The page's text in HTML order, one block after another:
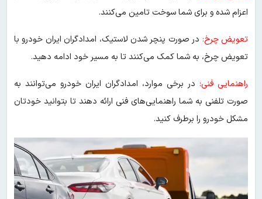
اعزام شده و برای شما سوخت تامین می‌کنند.
تعویض چرخ: در صورت پنچر شدن لاستیک، امدادگران ایران خودرو با
تعویض چرخ، به شما کمک می‌کنند تا به مسیر خود ادامه دهید.
راهنمایی فنی: در برخی موارد، امدادگران ایران خودرو می‌توانند به
صورت تلفنی به شما راهنمایی‌های فنی ارائه دهند تا بتوانید خودتان
مشکل خودرو را برطرف کنید.